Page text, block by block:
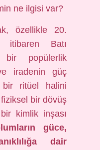
ne ilgisi var?
özellikle 20.
itibaren Batı
bir popülerlik
iradenin güç
bir ritüel halini
bir dövüş
kimlik inşası
güce,
dair